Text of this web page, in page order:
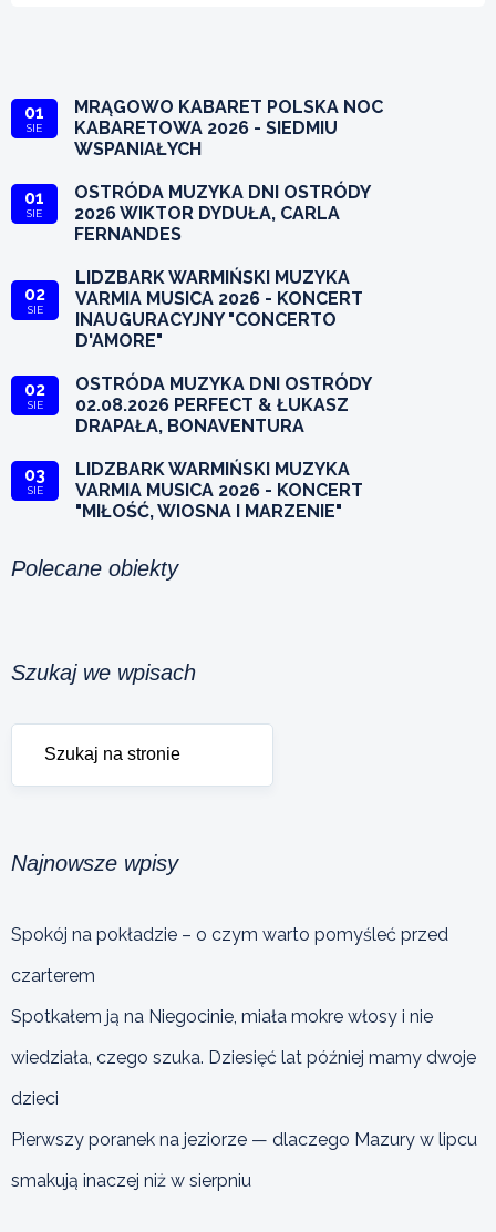
01
SIE
MRĄGOWO KABARET POLSKA NOC
KABARETOWA 2026 - SIEDMIU
WSPANIAŁYCH
01
SIE
OSTRÓDA MUZYKA DNI OSTRÓDY
2026 WIKTOR DYDUŁA, CARLA
FERNANDES
02
SIE
LIDZBARK WARMIŃSKI MUZYKA
VARMIA MUSICA 2026 - KONCERT
INAUGURACYJNY "CONCERTO
D'AMORE"
02
SIE
OSTRÓDA MUZYKA DNI OSTRÓDY
02.08.2026 PERFECT & ŁUKASZ
DRAPAŁA, BONAVENTURA
03
SIE
LIDZBARK WARMIŃSKI MUZYKA
VARMIA MUSICA 2026 - KONCERT
"MIŁOŚĆ, WIOSNA I MARZENIE"
Polecane obiekty
Szukaj we wpisach
Najnowsze wpisy
Spokój na pokładzie – o czym warto pomyśleć przed
czarterem
Spotkałem ją na Niegocinie, miała mokre włosy i nie
wiedziała, czego szuka. Dziesięć lat później mamy dwoje
dzieci
Pierwszy poranek na jeziorze — dlaczego Mazury w lipcu
smakują inaczej niż w sierpniu